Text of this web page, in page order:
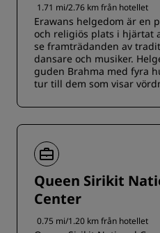
1.71 mi/2.76 km från hotellet
Erawans helgedom är en
och religiös plats i hjärtat
se framträdanden av
dansare och musiker.
guden Brahma med fyra
tur till dem som visar
Queen Sirikit
Center
0.75 mi/1.20 km från hotellet